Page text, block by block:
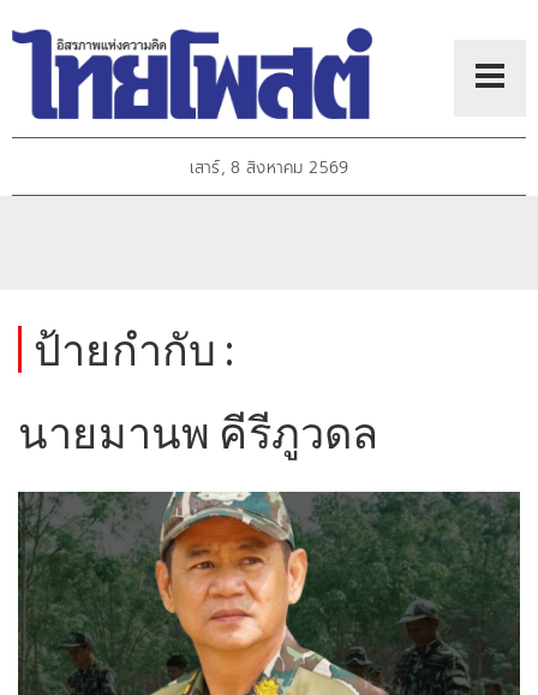
เสาร์, 8 สิงหาคม 2569
ป้ายกำกับ :
นายมานพ คีรีภูวดล